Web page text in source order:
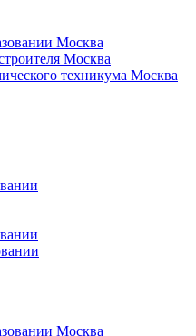
Москва
Москва
техникума Москва
Москва